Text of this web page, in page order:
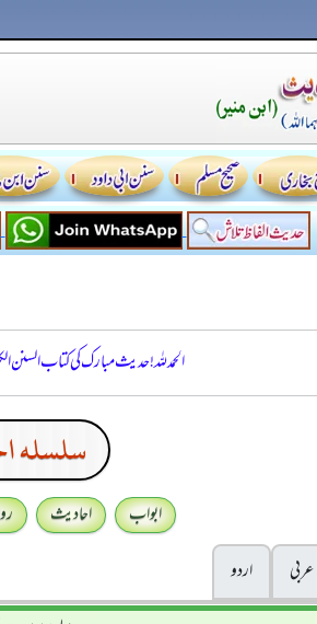
الحمدللہ! حدیث مبارک کی کتاب
سلسله
ابواب احادیث
عربی
اردو